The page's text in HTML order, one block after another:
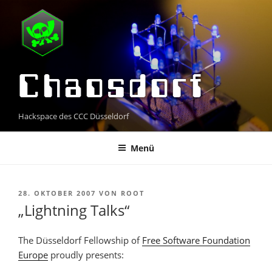
Inhalt
springen
Chaosdorf
Hackspace des CCC Düsseldorf
Menü
VERÖFFENTLICHT
28. OKTOBER 2007 VON ROOT
„Lightning Talks“
The Düsseldorf Fellowship of Free Software Foundation
Europe proudly presents: